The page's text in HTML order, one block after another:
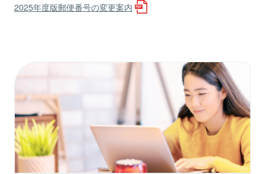
2025年度版郵便番号の変更案内